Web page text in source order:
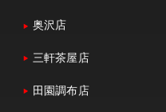
奥沢店
三軒茶屋店
田園調布店